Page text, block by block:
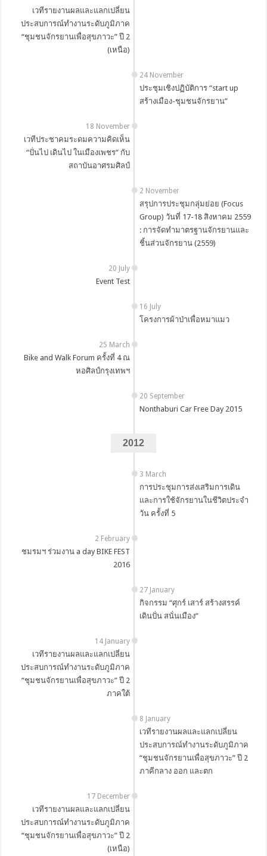
เวทีรายงานผลและแลกเปลี่ยน
ประสบการณ์ทำงานระดับภูมิภาค
“ชุมชนจักรยานเพื่อสุขภาวะ” ปี 2
(เหนือ)
24 November
ประชุมเชิงปฏิบัติการ “start up
สร้างเมือง-ชุมชนจักรยาน”
18 November
เวทีประชาคมระดมความคิดเห็น
“ปั่นไป เดินไป ในเมืองเพชร” กับ
สถาบันอาศรมศิลป์
2 November
สรุปการประชุมกลุ่มย่อย (Focus
Group) วันที่ 17-18 สิงหาคม 2559
: การจัดทำมาตรฐานจักรยานและ
ชิ้นส่วนจักรยาน (2559)
20 July
Event Test
16 July
โครงการผ้าป่าเพื่อหมาแมว
25 March
Bike and Walk Forum ครั้งที่ 4 ณ
หอศิลป์กรุงเทพฯ
20 September
Nonthaburi Car Free Day 2015
2012
3 March
การประชุมการส่งเสริมการเดิน
และการใช้จักรยานในชีวิตประจำ
วัน ครั้งที่ 5
2 February
ชมรมฯ ร่วมงาน a day BIKE FEST
2016
27 January
กิจกรรม “ศุกร์ เสาร์ สร้างสรรค์
เดินปั่น สนั่นเมือง”
14 January
เวทีรายงานผลและแลกเปลี่ยน
ประสบการณ์ทำงานระดับภูมิภาค
“ชุมชนจักรยานเพื่อสุขภาวะ” ปี 2
ภาคใต้
8 January
เวทีรายงานผลและแลกเปลี่ยน
ประสบการณ์ทำงานระดับภูมิภาค
“ชุมชนจักรยานเพื่อสุขภาวะ” ปี 2
ภาคีกลาง ออก และตก
17 December
เวทีรายงานผลและแลกเปลี่ยน
ประสบการณ์ทำงานระดับภูมิภาค
“ชุมชนจักรยานเพื่อสุขภาวะ” ปี 2
(เหนือ)